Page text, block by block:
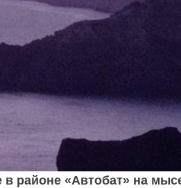
в районе «Автобат» на